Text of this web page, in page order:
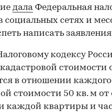
дала Федеральная
социальных сетях и
написать
кодексу
стоимости
в отношении
стоимости 50 кв. м
каждой квартиры и